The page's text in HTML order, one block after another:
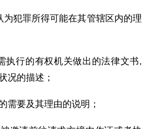
犯罪所得可能在其管辖区内的理
行的有权机关做出的法律文书,
况的描述；
要及其理由的说明；